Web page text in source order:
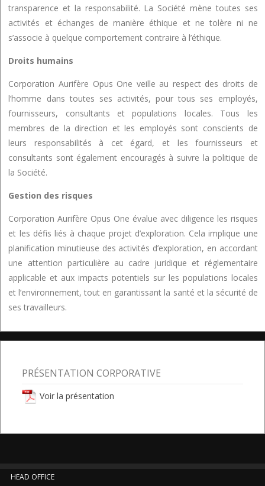
transparence et la responsabilité. La Société mène toutes ses
activités et échanges de manière éthique et ne tolère ni ne
s’associe à quelque comportement contraire à l’éthique.
Droits humains
Corporation Aurifère Opus One veille au respect des droits de
l’homme dans toutes ses activités, pour tous ses employés,
fournisseurs, consultants et populations locales. Tous les
membres de la direction et les employés sont conscients de
leurs responsabilités à cet égard, et les fournisseurs et
consultants sont également encouragés à suivre la politique de
la Société.
Gestion des risques
Corporation Aurifère Opus One évalue avec diligence les risques
et les défis liés à chaque projet d’exploration. Cela implique une
planification minutieuse des activités d’exploration, en accordant
une attention particulière au cadre juridique et réglementaire
applicable et aux impacts potentiels sur les populations locales
et l’environnement, tout en garantissant la santé et la sécurité de
ses travailleurs.
PRÉSENTATION CORPORATIVE
Voir la présentation
HEAD OFFICE